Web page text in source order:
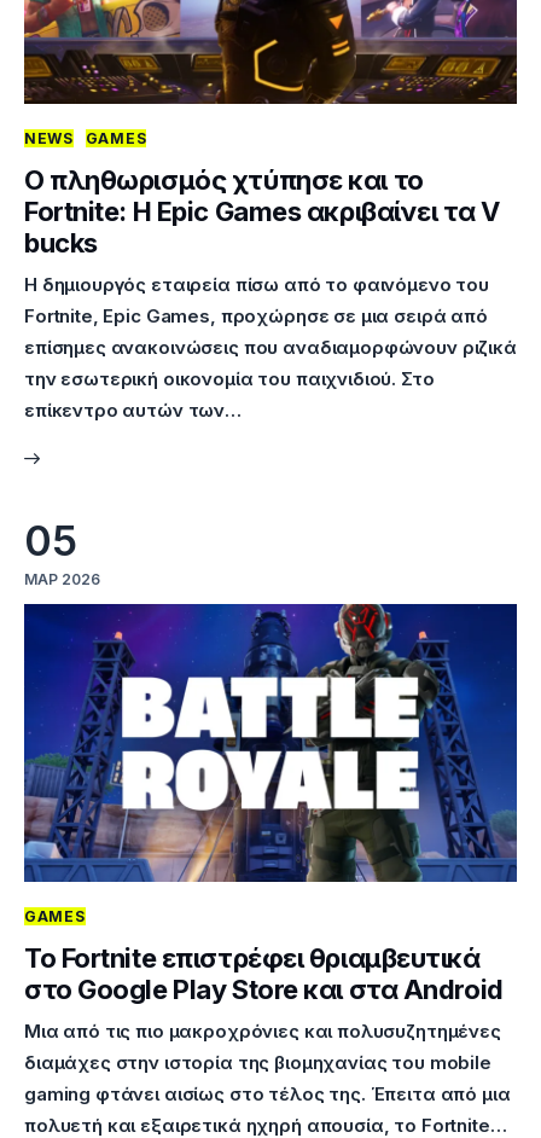
NEWS GAMES
Ο πληθωρισμός χτύπησε και το
Fortnite: H Epic Games ακριβαίνει τα V
bucks
Η δημιουργός εταιρεία πίσω από το φαινόμενο του
Fortnite, Epic Games, προχώρησε σε μια σειρά από
επίσημες ανακοινώσεις που αναδιαμορφώνουν ριζικά
την εσωτερική οικονομία του παιχνιδιού. Στο
επίκεντρο αυτών των…
05
ΜΑΡ 2026
GAMES
Το Fortnite επιστρέφει θριαμβευτικά
στο Google Play Store και στα Android
Mια από τις πιο μακροχρόνιες και πολυσυζητημένες
διαμάχες στην ιστορία της βιομηχανίας του mobile
gaming φτάνει αισίως στο τέλος της. Έπειτα από μια
πολυετή και εξαιρετικά ηχηρή απουσία, το Fortnite…